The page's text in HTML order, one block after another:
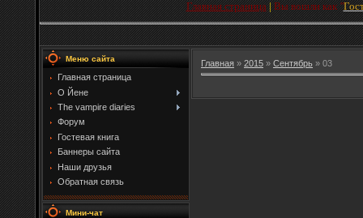
Главная страница | Вы вошли как "
Меню сайта
Главная страница
О Йене
The vampire diaries
Форум
Гостевая книга
Баннеры сайта
Наши друзья
Обратная связь
Мини-чат
Главная » 2015 » Сентябрь » 03